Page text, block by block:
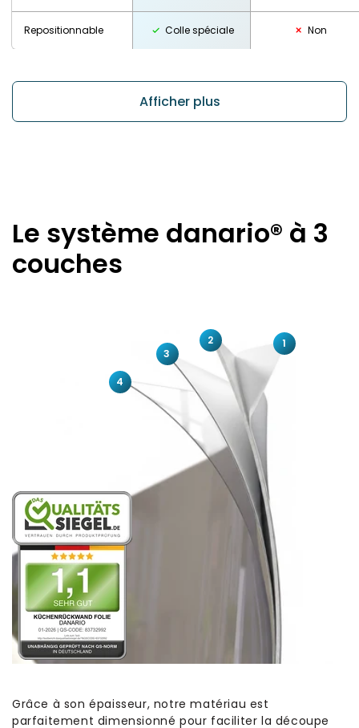
Repositionnable Colle spéciale Non
Afficher plus
Le système danario® à 3
couches
1
2
3
4
Grâce à son épaisseur, notre matériau est
parfaitement dimensionné pour faciliter la découpe